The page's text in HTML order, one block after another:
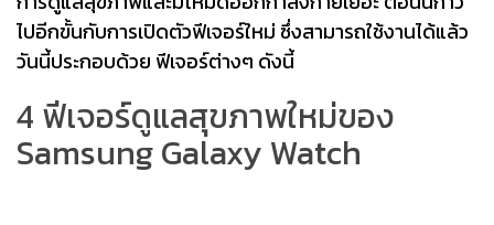
ไปอีกขั้นกับการเปิดตัวฟีเจอร์ใหม่ ซึ่งสามารถใช้งานได้แล้ว
วันนี้ประกอบด้วย ฟีเจอร์ต่างๆ ดังนี้
4 ฟีเจอร์ดูแลสุขภาพใหม่ของ
Samsung Galaxy Watch